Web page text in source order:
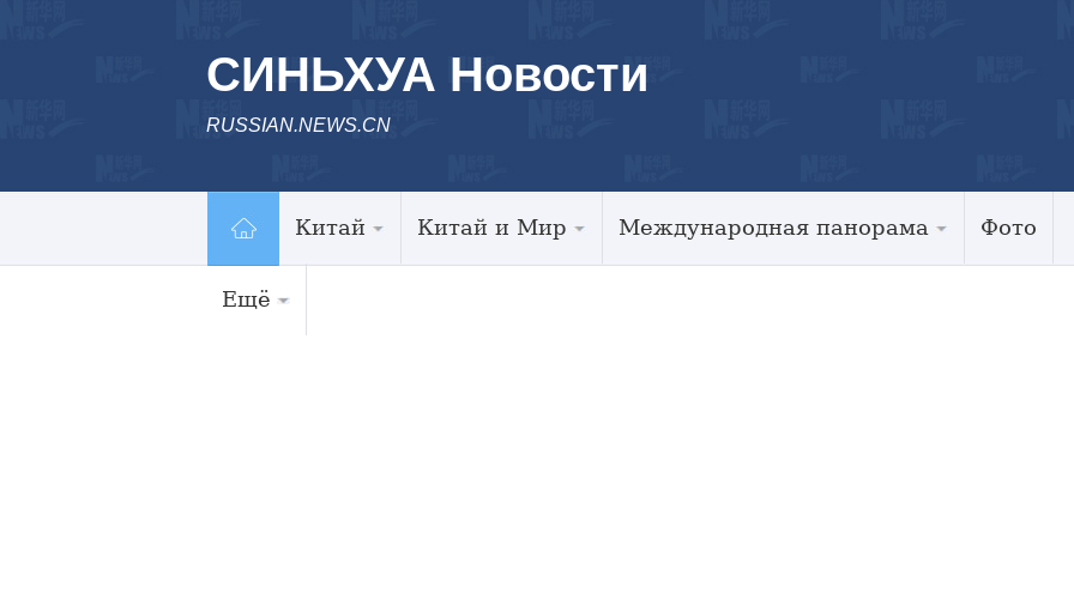
СИНЬХУА Новости
RUSSIAN.NEWS.CN
Китай Китай и Мир Международная панорама Фото
Ещё